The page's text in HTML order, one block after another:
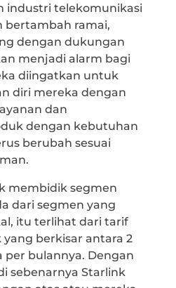
industri telekomunikasi
bertambah ramai,
dengan dukungan
menjadi alarm bagi
diingatkan untuk
diri mereka dengan
dan
dengan kebutuhan
berubah sesuai
membidik segmen
dari segmen yang
itu terlihat dari tarif
berkisar antara 2
per bulannya. Dengan
sebenarnya Starlink